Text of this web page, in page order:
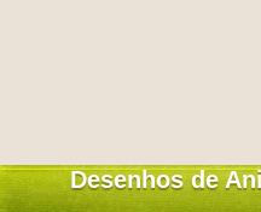
Desenhos de